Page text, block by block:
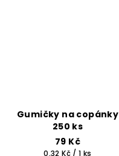
Gumičky na copánky
250 ks
79 Kč
Měrná
0,32 Kč / 1 ks